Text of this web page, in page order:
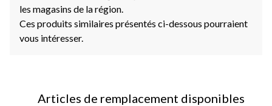
les magasins de la région.
Ces produits similaires présentés ci-dessous pourraient
vous intéresser.
Articles de remplacement disponibles